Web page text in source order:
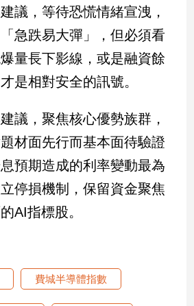
議，等待恐慌情緒宣洩，
急跌易大彈」，但必須看
量長下影線，或是融資餘
是相對安全的訊號。
議，聚焦核心優勢族群，
材面先行而基本面待驗證
預期造成的利率變動最為
停損機制，保留資金聚焦
AI指標股。
費城半導體指數